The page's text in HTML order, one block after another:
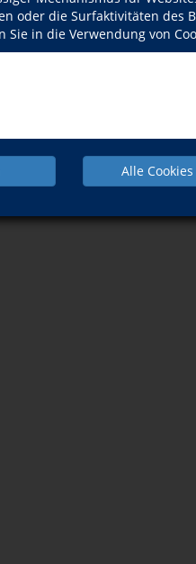
oder die Surfaktivitäten des
in die Verwendung von
Alle
der Fußweg ca. 6